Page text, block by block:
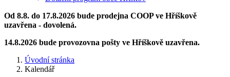
Od 8.8. do 17.8.2026 bude prodejna COOP ve Hříškově
uzavřena - dovolená.
14.8.2026 bude provozovna pošty ve Hříškově uzavřena.
Úvodní stránka
Kalendář